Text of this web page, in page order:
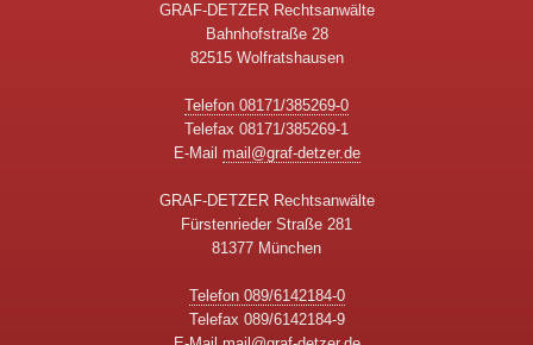
GRAF-DETZER Rechtsanwälte
Bahnhofstraße 28
82515 Wolfratshausen
Telefon 08171/385269-0
Telefax 08171/385269-1
E-Mail mail@graf-detzer.de
GRAF-DETZER Rechtsanwälte
Fürstenrieder Straße 281
81377 München
Telefon 089/6142184-0
Telefax 089/6142184-9